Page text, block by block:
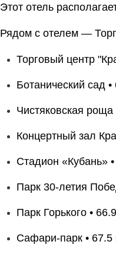
Этот отель
Рядом с отелем —
Торговый центр
Ботанический сад
Чистяковская роща
Концертный зал
Стадион «Кубань»
Парк 30-летия
Парк Горького •
Сафари-парк • 67.5